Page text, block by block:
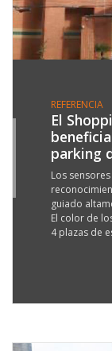
REFERENCIA
El
parking
Los
guiado
El color de
4 plazas de